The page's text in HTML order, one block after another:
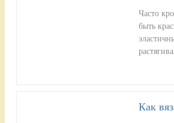
Часто
быть
Как